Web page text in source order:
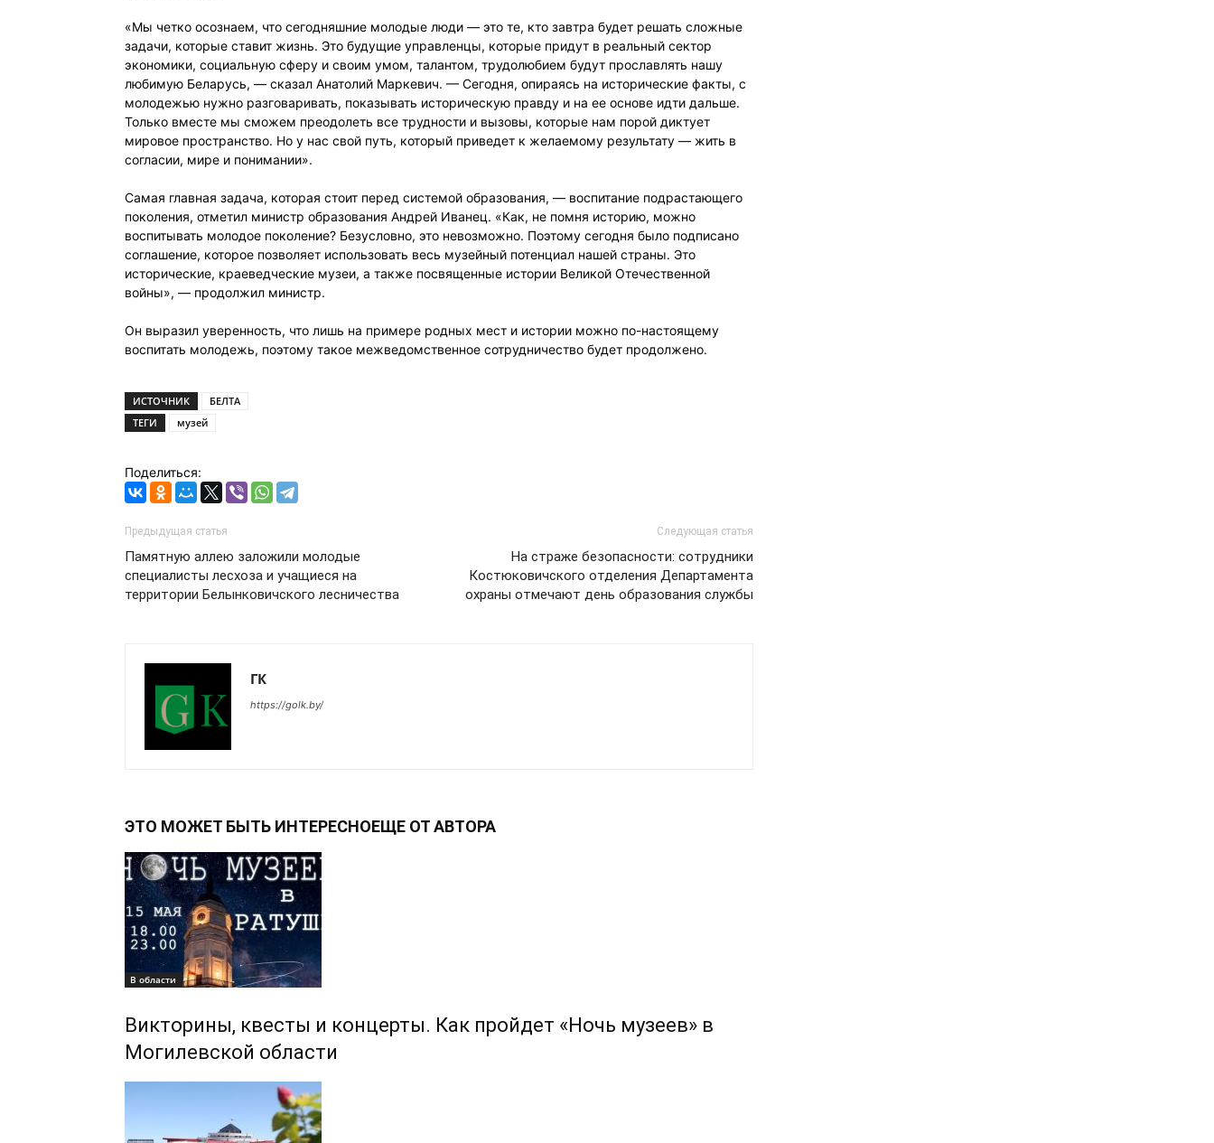
«Мы четко осознаем, что сегодняшние молодые люди — это те, кто завтра будет решать сложные
задачи, которые ставит жизнь. Это будущие управленцы, которые придут в реальный сектор
экономики, социальную сферу и своим умом, талантом, трудолюбием будут прославлять нашу
любимую Беларусь, — сказал Анатолий Маркевич. — Сегодня, опираясь на исторические факты, с
молодежью нужно разговаривать, показывать историческую правду и на ее основе идти дальше.
Только вместе мы сможем преодолеть все трудности и вызовы, которые нам порой диктует
мировое пространство. Но у нас свой путь, который приведет к желаемому результату — жить в
согласии, мире и понимании».
Самая главная задача, которая стоит перед системой образования, — воспитание подрастающего
поколения, отметил министр образования Андрей Иванец. «Как, не помня историю, можно
воспитывать молодое поколение? Безусловно, это невозможно. Поэтому сегодня было подписано
соглашение, которое позволяет использовать весь музейный потенциал нашей страны. Это
исторические, краеведческие музеи, а также посвященные истории Великой Отечественной
войны», — продолжил министр.
Он выразил уверенность, что лишь на примере родных мест и истории можно по-настоящему
воспитать молодежь, поэтому такое межведомственное сотрудничество будет продолжено.
ИСТОЧНИК
БЕЛТА
ТЕГИ
музей
Поделиться:
Предыдущая статья
Памятную аллею заложили молодые
специалисты лесхоза и учащиеся на
территории Белынковичского лесничества
Следующая статья
На страже безопасности: сотрудники
Костюковичского отделения Департамента
охраны отмечают день образования службы
ГК
https://golk.by/
ЭТО МОЖЕТ БЫТЬ ИНТЕРЕСНОЕЩЕ ОТ АВТОРА
В области
Викторины, квесты и концерты. Как пройдет «Ночь музеев» в
Могилевской области